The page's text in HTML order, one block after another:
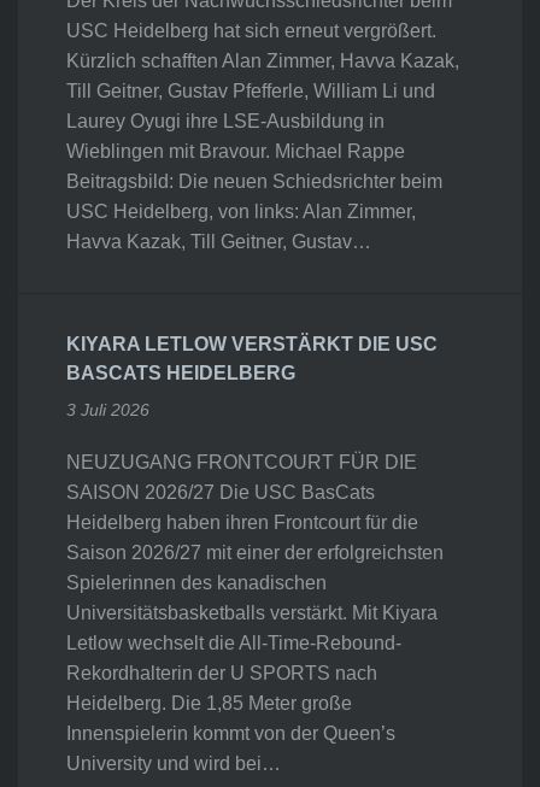
USC Heidelberg hat sich erneut vergrößert.
Kürzlich schafften Alan Zimmer, Havva Kazak,
Till Geitner, Gustav Pfefferle, William Li und
Laurey Oyugi ihre LSE-Ausbildung in
Wieblingen mit Bravour. Michael Rappe
Beitragsbild: Die neuen Schiedsrichter beim
USC Heidelberg, von links: Alan Zimmer,
Havva Kazak, Till Geitner, Gustav…
KIYARA LETLOW VERSTÄRKT DIE USC
BASCATS HEIDELBERG
3 Juli 2026
NEUZUGANG FRONTCOURT FÜR DIE
SAISON 2026/27 Die USC BasCats
Heidelberg haben ihren Frontcourt für die
Saison 2026/27 mit einer der erfolgreichsten
Spielerinnen des kanadischen
Universitätsbasketballs verstärkt. Mit Kiyara
Letlow wechselt die All-Time-Rebound-
Rekordhalterin der U SPORTS nach
Heidelberg. Die 1,85 Meter große
Innenspielerin kommt von der Queen’s
University und wird bei…